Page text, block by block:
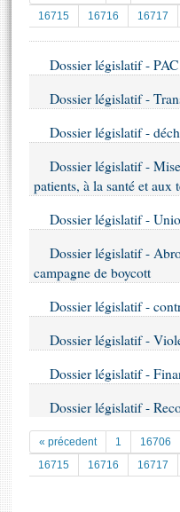
Documents
Projets de loi
Propositions de loi
Textes adoptés
Rapports d'enquête
Rapports sur l'application
Baromètre de l’application
Budget et sécurité sociale
Questions écrites et
( Constitution |
Histoire
Juniors
Anciennes législatures
La Bibliothèque
Les archives
16715
16716 16717
Dossier législatif -
Dossier législatif -
Dossier législatif -
Dossier législatif -
patients, à la santé et aux
Dossier législatif -
Dossier législatif -
campagne de boycott
Dossier législatif -
Dossier législatif -
Dossier législatif -
Dossier législatif -
« précedent 1 16706
16715
16716 16717